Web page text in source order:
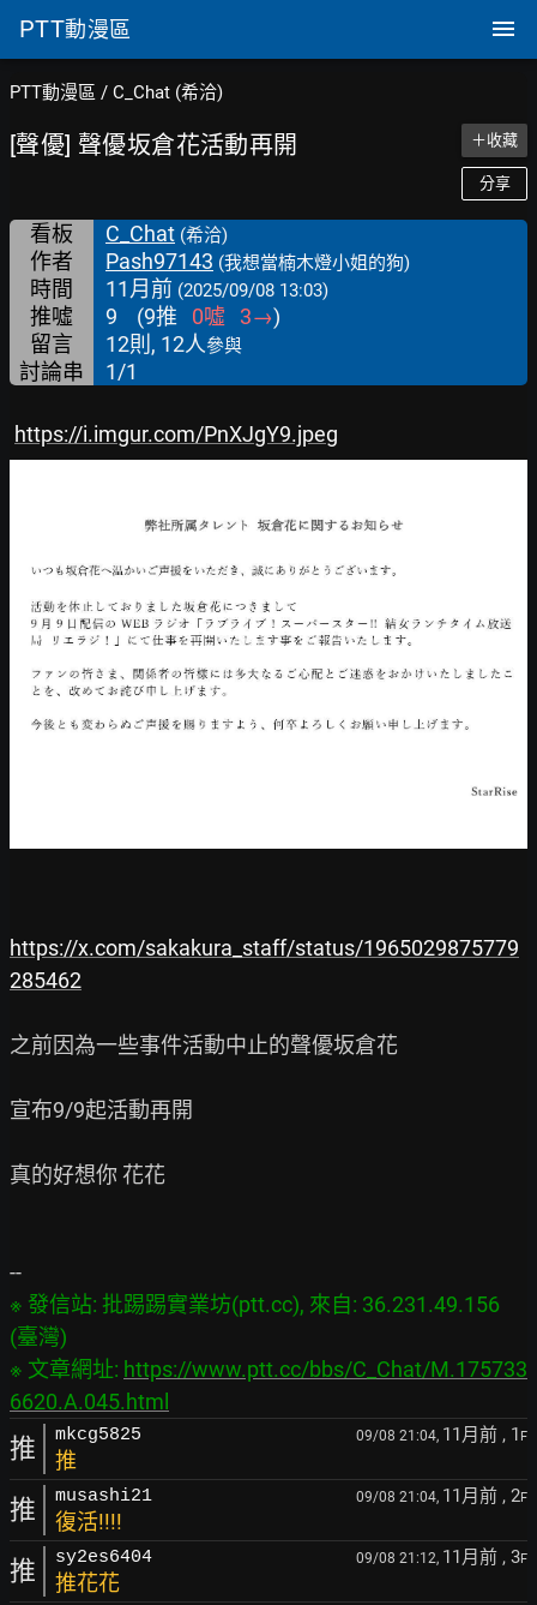
PTT動漫區
PTT動漫區 / C_Chat (希洽)
[聲優] 聲優坂倉花活動再開 ＋收藏
分享
看板 C_Chat (希洽)
作者 Pash97143 (我想當楠木燈小姐的狗)
時間 11月前 (2025/09/08 13:03)
推噓 9 (9推 0噓 3→)
留言
12則, 12人參與
討論串 1/1
https://i.imgur.com/PnXJgY9.jpeg
https://x.com/sakakura_staff/status/1965029875779
285462
之前因為一些事件活動中止的聲優坂倉花
宣布9/9起活動再開
真的好想你 花花
※ 發信站: 批踢踢實業坊(ptt.cc), 來自: 36.231.49.156
(臺灣)
※ 文章網址: https://www.ptt.cc/bbs/C_Chat/M.175733
6620.A.045.html
推 mkcg5825 09/08 21:04, 11月前 , 1 F
推
推 musashi21 09/08 21:04, 11月前 , 2F
復活!!!!
推 sy2es6404 09/08 21:12, 11月前 , 3F
推花花